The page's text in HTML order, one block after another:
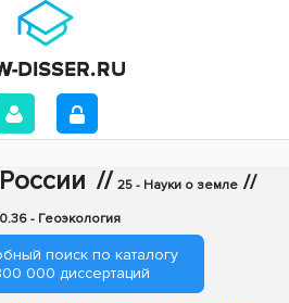
// 25 - Науки о земле //
- Геоэкология
поиск по каталогу
000 диссертаций